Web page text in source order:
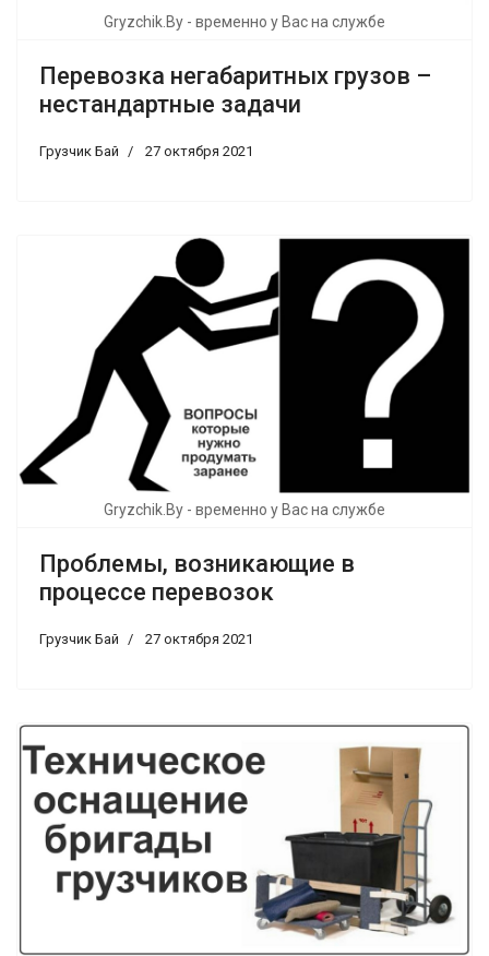
Gryzchik.By - временно у Вас на службе
Перевозка негабаритных грузов –
нестандартные задачи
Грузчик Бай 27 октября 2021
Gryzchik.By - временно у Вас на службе
Проблемы, возникающие в
процессе перевозок
Грузчик Бай 27 октября 2021